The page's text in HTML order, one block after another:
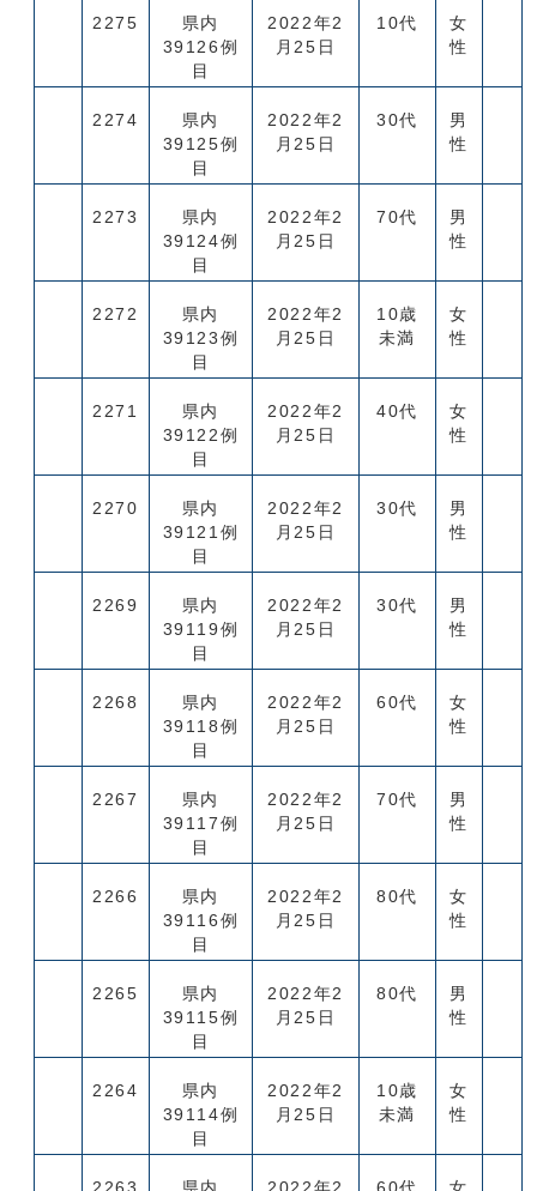
2275
県内
39126例
目
2022年2
月25日
10代
女
性
2274
県内
39125例
目
2022年2
月25日
30代
男
性
2273
県内
39124例
目
2022年2
月25日
70代
男
性
2272
県内
39123例
目
2022年2
月25日
10歳
未満
女
性
2271
県内
39122例
目
2022年2
月25日
40代
女
性
2270
県内
39121例
目
2022年2
月25日
30代
男
性
2269
県内
39119例
目
2022年2
月25日
30代
男
性
2268
県内
39118例
目
2022年2
月25日
60代
女
性
2267
県内
39117例
目
2022年2
月25日
70代
男
性
2266
県内
39116例
目
2022年2
月25日
80代
女
性
2265
県内
39115例
目
2022年2
月25日
80代
男
性
2264
県内
39114例
目
2022年2
月25日
10歳
未満
女
性